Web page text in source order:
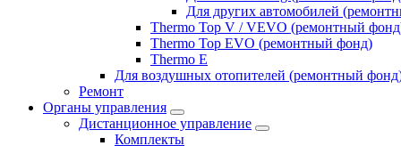
Для других автомобилей
Thermo Top V / VEVO (ремонтный
Thermo Top EVO (ремонтный фонд)
Thermo E
Для воздушных отопителей (ремонтный
Ремонт
Органы управления
Дистанционное управление
Комплекты